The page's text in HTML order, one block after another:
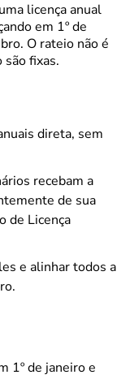
licença anual
em 1º de
O rateio não é
são fixas.
direta, sem
recebam a
de sua
de Licença
e alinhar todos a
1º de janeiro e